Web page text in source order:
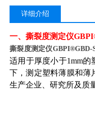
详细介绍
一、 撕裂度测定仪
撕裂度测定仪GBPI®GBD-
适用于厚度小于1mm
下，测定塑料薄膜和薄
生产企业、研究所及质